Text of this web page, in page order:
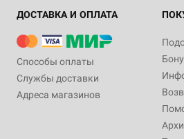
ДОСТАВКА И ОПЛАТА
Способы оплаты
Службы доставки
Адреса магазинов